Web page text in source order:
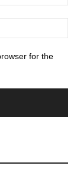
for the